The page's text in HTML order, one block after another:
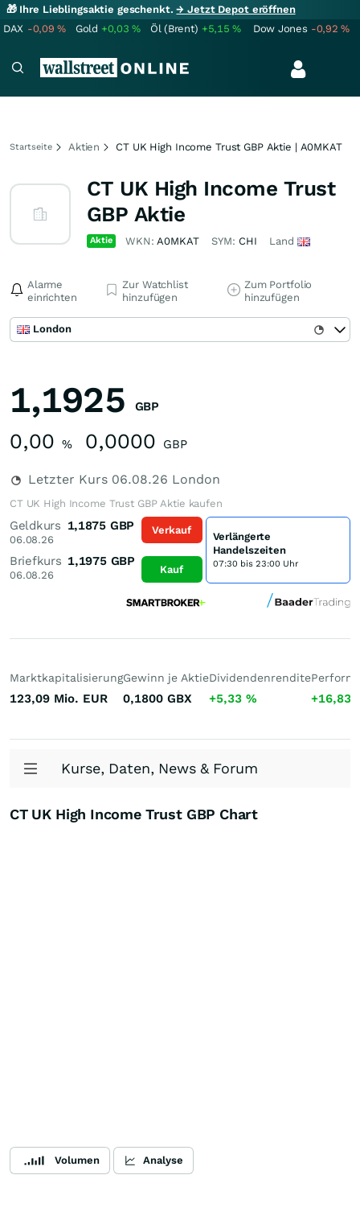
🎁 Ihre Lieblingsaktie geschenkt.→ Jetzt Depot eröffnen
DAX -0,09% Gold +0,03% Öl (Brent) +5,15% Dow Jones -0,92%
Startseite Aktien CT UK High Income Trust GBP Aktie | A0MKAT
CT UK High Income Trust
GBP Aktie
Aktie WKN:A0MKAT SYM: CHI Land
Alarme
einrichten
Zur Watchlist
hinzufügen
Zum Portfolio
hinzufügen
London
1,1925 GBP
0,00 % 0,0000 GBP
Letzter Kurs 06.08.26 London
CT UK High Income Trust GBP Aktie kaufen
Geldkurs
06.08.26
1,1875 GBP
Briefkurs
06.08.26
1,1975 GBP
Verkauf
Kauf
Verlängerte
Handelszeiten
07:30 bis 23:00 Uhr
Marktkapitalisierung
123,09 Mio. EUR
Gewinn je Aktie
0,1800 GBX
Dividendenrendite
+5,33 % +16,83
Kurse, Daten, News & Forum
CT UK High Income Trust GBP Chart
Volumen Analyse